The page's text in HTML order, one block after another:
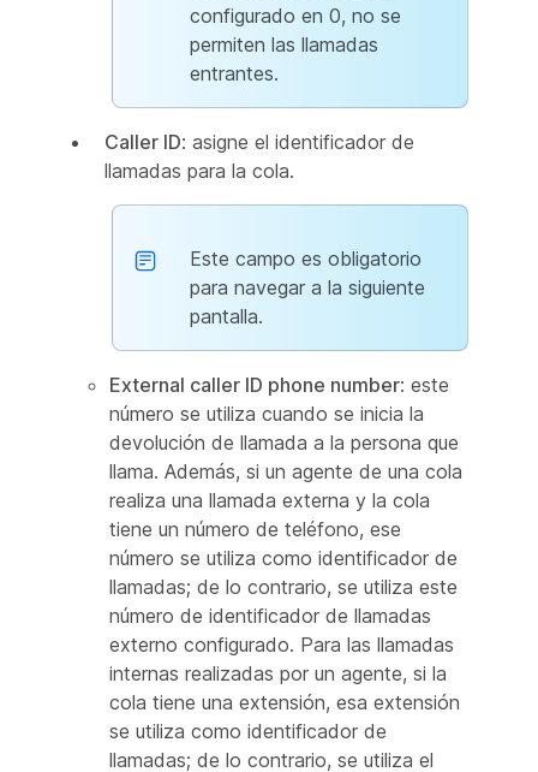
configurado en 0, no se
permiten las llamadas
entrantes.
Caller ID: asigne el identificador de
llamadas para la cola.
Este campo es obligatorio
para navegar a la siguiente
pantalla.
External caller ID phone number: este
número se utiliza cuando se inicia la
devolución de llamada a la persona que
llama. Además, si un agente de una cola
realiza una llamada externa y la cola
tiene un número de teléfono, ese
número se utiliza como identificador de
llamadas; de lo contrario, se utiliza este
número de identificador de llamadas
externo configurado. Para las llamadas
internas realizadas por un agente, si la
cola tiene una extensión, esa extensión
se utiliza como identificador de
llamadas; de lo contrario, se utiliza el